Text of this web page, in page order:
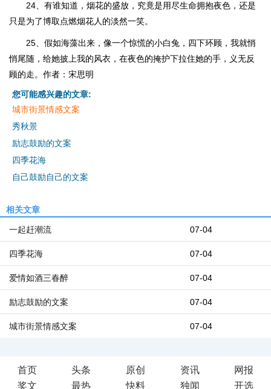
24、有谁知道，烟花的盛放，究竟是用尽生命拥抱夜色，还是
只是为了博取点燃烟花人的淡然一笑。
25、假如海藻出来，像一个惊慌的小白兔，四下环顾，我就悄
悄尾随，给她披上我的风衣，在夜色的掩护下拉住她的手，义无反
顾的走。作者：宋思明
您可能感兴趣的文章:
城市街景情感文案
秀秋景
励志鼓励的文案
四季花海
自己鼓励自己的文案
相关文章
07-04
一起赶潮流
07-04
四季花海
07-04
爱情如酒三春醉
07-04
励志鼓励的文案
07-04
城市街景情感文案
首页 头条 原创 资讯
网报
奖文
最热 快料 独闻 开选